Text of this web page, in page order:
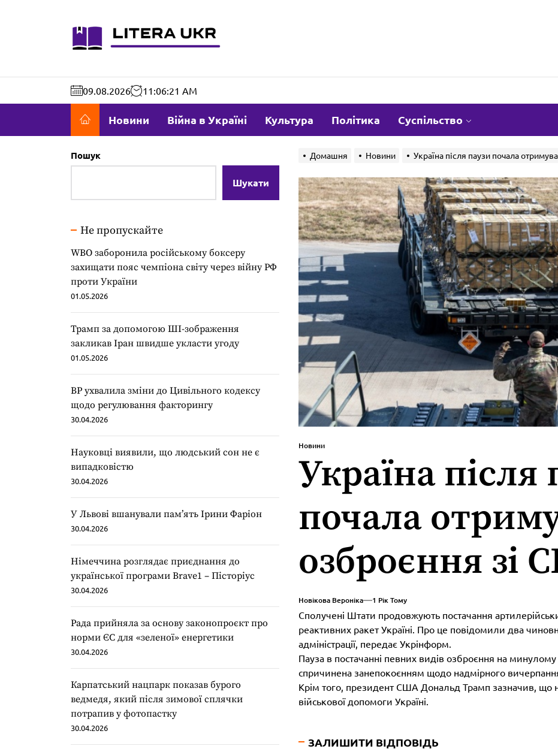
09.08.2026 11:06:22 AM
Новини Війна в Україні Культура Політика Суспільство
Домашня Новини Україна після паузи почала
Новини
Україна після
почала
озброєння зі
Новікова Вероніка 1 Рік Тому
Сполучені Штати продовжують постачання
реактивних ракет Україні. Про це повідомили два
адміністрації, передає Укрінформ.
Пауза в постачанні певних видів озброєння на
спричинена занепокоєнням щодо надмірного
Крім того, президент США Дональд Трамп зазначив, що
військової допомоги Україні.
ЗАЛИШИТИ ВІДПОВІДЬ
Пошук
Шукати
Не пропускайте
WBO заборонила російському боксеру
захищати пояс чемпіона світу через війну РФ
проти України
01.05.2026
Трамп за допомогою ШІ-зображення
закликав Іран швидше укласти угоду
01.05.2026
ВР ухвалила зміни до Цивільного кодексу
щодо регулювання факторингу
30.04.2026
Науковці виявили, що людський сон не є
випадковістю
30.04.2026
У Львові вшанували пам’ять Ірини Фаріон
30.04.2026
Німеччина розглядає приєднання до
української програми Brave1 – Пісторіус
30.04.2026
Рада прийняла за основу законопроєкт про
норми ЄС для «зеленої» енергетики
30.04.2026
Карпатський нацпарк показав бурого
ведмедя, який після зимової сплячки
потрапив у фотопастку
30.04.2026